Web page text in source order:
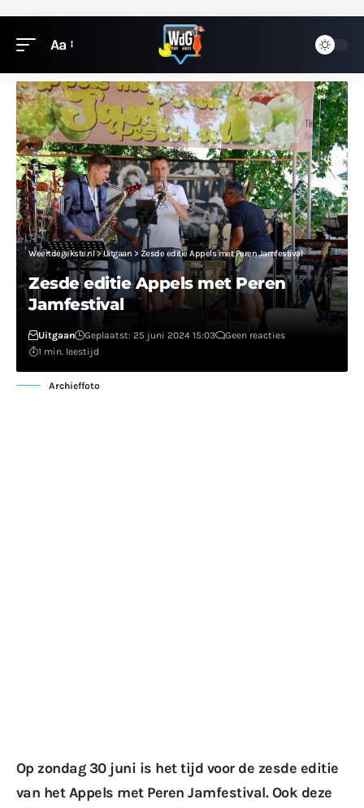
Aa
Weertdegekste.nl>Uitgaan >Zesde editie Appels met Peren Jamfestival
Zesde editie Appels met Peren
Jamfestival
Uitgaan Geplaatst: 25 juni 2024 15:03
Geen reacties
1 min. leestijd
Archieffoto
Op zondag 30 juni is het tijd voor de zesde editie
van het Appels met Peren Jamfestival. Ook deze